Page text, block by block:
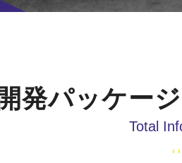
発パッケー
Total